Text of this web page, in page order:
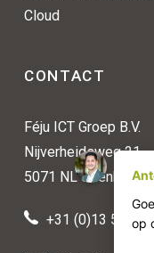
Cloud
CONTACT
Féju ICT Groep B.V.
Nijverheidsweg 21
5071 NL Udenhout
+31 (0)13 511